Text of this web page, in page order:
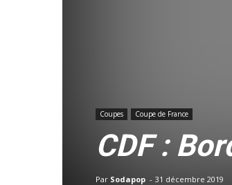
Coupes Coupe de France
CDF :
Par Sodapop - 31 décembre 2019